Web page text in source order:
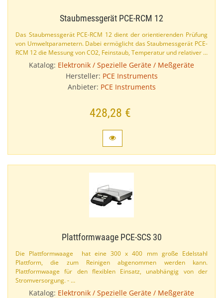
Staubmessgerät PCE-​RCM 12
Das Staubmessgerät PCE-​RCM 12 dient der orientierenden Prüfung
von Umweltparametern. Dabei ermöglicht das Staubmessgerät PCE-​
RCM 12 die Messung von CO2, Feinstaub, Temperatur und relativer …
Katalog: Elektronik / Spezielle Geräte / Meßgeräte
Hersteller: PCE Instruments
Anbieter: PCE Instruments
428,28 €
Plattformwaage PCE-​SCS 30
Die Plattformwaage hat eine 300 x 400 mm große Edelstahl
Plattform, die zum Reinigen abgenommen werden kann.
Plattformwaage für den flexiblen Einsatz, unabhängig von der
Stromversorgung. - …
Katalog: Elektronik / Spezielle Geräte / Meßgeräte